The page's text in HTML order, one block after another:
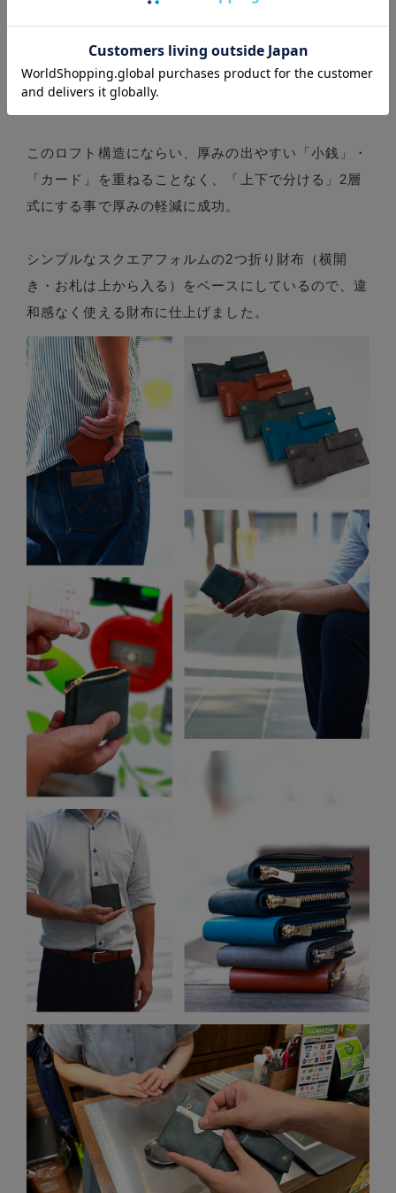
られる【ロフト構造】でした。
ロフトとは、1フロアの空間の高さを有効活用し、上
部の空間に作った部屋のことを指します。
このロフト構造にならい、厚みの出やすい「小銭」・
「カード」を重ねることなく、「上下で分ける」2層
式にする事で厚みの軽減に成功。
シンプルなスクエアフォルムの2つ折り財布（横開
き・お札は上から入る）をベースにしているので、違
和感なく使える財布に仕上げました。